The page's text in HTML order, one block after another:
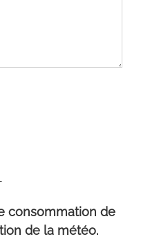
consommation de
de la météo.